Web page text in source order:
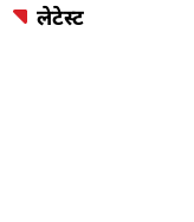
लेटेस्ट